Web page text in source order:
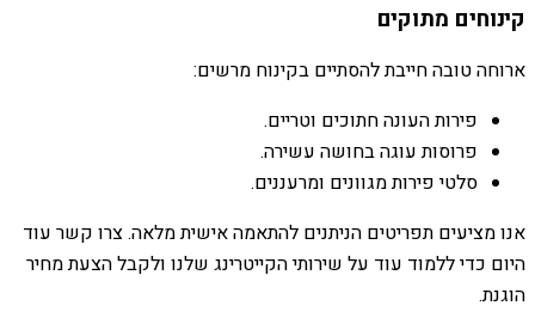
קינוחים מתוקים
ארוחה טובה חייבת להסתיים בקינוח מרשים:
פירות העונה חתוכים וטריים.
פרוסות עוגה בחושה עשירה.
סלטי פירות מגוונים ומרעננים.
אנו מציעים תפריטים הניתנים להתאמה אישית מלאה. צרו קשר עוד
היום כדי ללמוד עוד על שירותי הקייטרינג שלנו ולקבל הצעת מחיר
הוגנת.